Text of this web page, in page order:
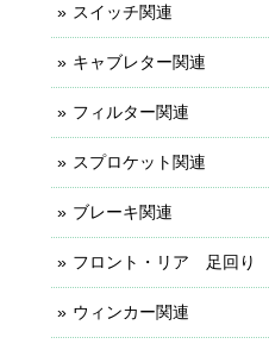
スイッチ関連
キャブレター関連
フィルター関連
スプロケット関連
ブレーキ関連
フロント・リア 足回り
ウィンカー関連